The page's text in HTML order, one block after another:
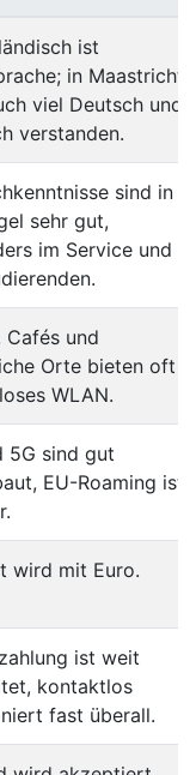
ist
in Maastricht
viel Deutsch und
verstanden.
sind in
sehr gut,
im Service und
Cafés und
Orte bieten oft
WLAN.
5G sind gut
EU-Roaming ist
wird mit Euro.
ist weit
kontaktlos
fast überall.